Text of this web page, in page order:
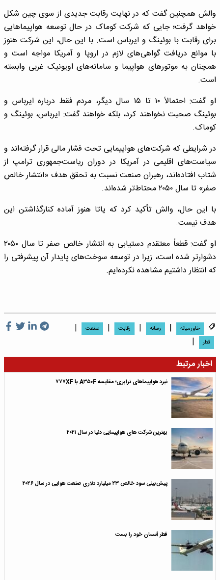
والش همچنین گفت که در نهایت رقابت جدیدی از سوی چین شکل
خواهد گرفت؛ جایی که شرکت کوماک در حال توسعه هواپیماهایی
برای رقابت با بوئینگ و ایرباس است. با این حال، این شرکت هنوز
با موانع دریافت گواهی‌های لازم در اروپا و آمریکا مواجه است و
همچنان به موتورهای هواپیما و سامانه‌های اویونیک غربی وابسته
است.
او گفت: احتمالاً ۱۰ تا ۱۵ سال دیگر، مردم فقط درباره ایرباس و
بوئینگ صحبت نخواهند کرد، بلکه خواهند گفت: ایرباس، بوئینگ و
کوماک.
در شرایطی که شرکت‌های هواپیمایی تحت فشار مالی قرار گرفته‌اند و
سیاست‌های اقلیمی در آمریکا در دوران ریاست‌جمهوری ترامپ از
شتاب افتاده‌اند، رهبران صنعت نسبت به تحقق هدف «انتشار خالص
صفر» تا سال ۲۰۵۰ محتاط‌تر شده‌اند.
با این حال، والش تأکید کرد که یاتا هنوز آماده کنارگذاشتن این
هدف نیست.
او گفت: قطعاً معتقدم دستیابی به انتشار خالص صفر تا سال ۲۰۵۰
دشوارتر شده است، زیرا در توسعه سوخت‌های پایدار آن پیشرفتی را
که انتظار داشتیم مشاهده نکرده‌ایم.
خاورمیانه | رسانه | رقابت | صنعت |
قطر
|
اخبار مرتبط
نبرد هواپیماهای ترابری؛ مقایسه A۳۵۰F با ۷۷۷XF
بهترین شرکت های هواپیمایی دنیا در سال ۲۰۲۱
پیش‌بینی سود خالص ۲۳ میلیارد دلاری صنعت هوایی در سال ۲۰۲۶
قطر آسمان خود را بست